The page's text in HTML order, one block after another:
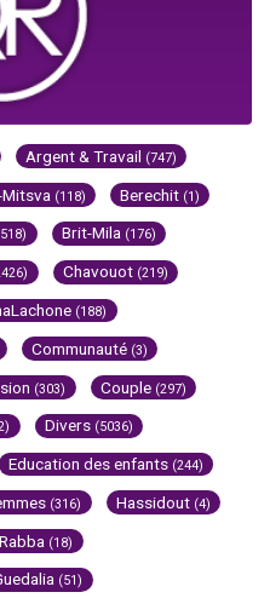
Argent & Travail (747)
Mitsva (118) Berechit (1)
Brit-Mila (176)
Chavouot (219)
(188)
Communauté (3)
(303) Couple (297)
Divers (5036)
Education des enfants (244)
(316) Hassidout (4)
(18)
(51)